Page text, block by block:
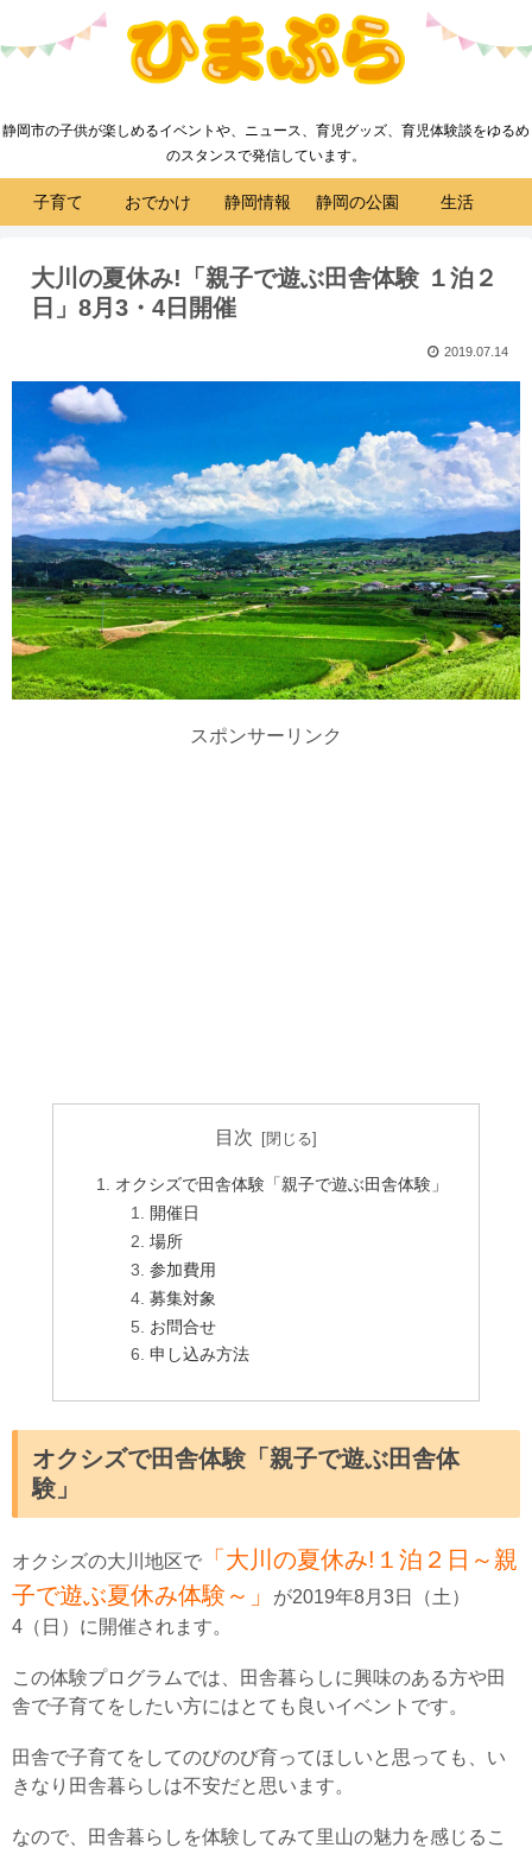
静岡市の子供が楽しめるイベントや、ニュース、育児グッズ、育児体験談をゆるめ
のスタンスで発信しています。
子育て おでかけ 静岡情報 静岡の公園 生活
大川の夏休み!「親子で遊ぶ田舎体験 １泊２
日」8月3・4日開催
2019.07.14
スポンサーリンク
目次
オクシズで田舎体験「親子で遊ぶ田舎体験」
開催日
場所
参加費用
募集対象
お問合せ
申し込み方法
オクシズで田舎体験「親子で遊ぶ田舎体
験」
オクシズの大川地区で
「大川の夏休み!１泊２日～親
子で遊ぶ夏休み体験～」
が2019年8月3日（土）
4（日）に開催されます。
この体験プログラムでは、田舎暮らしに興味のある方や田
舎で子育てをしたい方にはとても良いイベントです。
田舎で子育てをしてのびのび育ってほしいと思っても、い
きなり田舎暮らしは不安だと思います。
なので、田舎暮らしを体験してみて里山の魅力を感じるこ